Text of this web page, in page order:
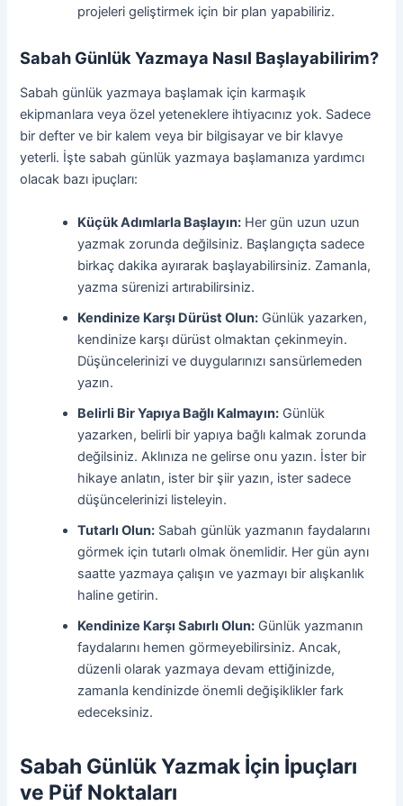
projeleri geliştirmek için bir plan yapabiliriz.
Sabah Günlük Yazmaya Nasıl Başlayabilirim?
Sabah günlük yazmaya başlamak için karmaşık
ekipmanlara veya özel yeteneklere ihtiyacınız yok. Sadece
bir defter ve bir kalem veya bir bilgisayar ve bir klavye
yeterli. İşte sabah günlük yazmaya başlamanıza yardımcı
olacak bazı ipuçları:
Küçük Adımlarla Başlayın: Her gün uzun uzun
yazmak zorunda değilsiniz. Başlangıçta sadece
birkaç dakika ayırarak başlayabilirsiniz. Zamanla,
yazma sürenizi artırabilirsiniz.
Kendinize Karşı Dürüst Olun: Günlük yazarken,
kendinize karşı dürüst olmaktan çekinmeyin.
Düşüncelerinizi ve duygularınızı sansürlemeden
yazın.
Belirli Bir Yapıya Bağlı Kalmayın: Günlük
yazarken, belirli bir yapıya bağlı kalmak zorunda
değilsiniz. Aklınıza ne gelirse onu yazın. İster bir
hikaye anlatın, ister bir şiir yazın, ister sadece
düşüncelerinizi listeleyin.
Tutarlı Olun: Sabah günlük yazmanın faydalarını
görmek için tutarlı olmak önemlidir. Her gün aynı
saatte yazmaya çalışın ve yazmayı bir alışkanlık
haline getirin.
Kendinize Karşı Sabırlı Olun: Günlük yazmanın
faydalarını hemen görmeyebilirsiniz. Ancak,
düzenli olarak yazmaya devam ettiğinizde,
zamanla kendinizde önemli değişiklikler fark
edeceksiniz.
Sabah Günlük Yazmak İçin İpuçları
ve Püf Noktaları